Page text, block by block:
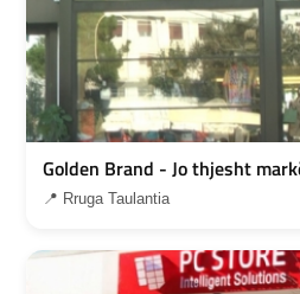
Golden Brand - Jo thjesht
📍 Rruga Taulantia